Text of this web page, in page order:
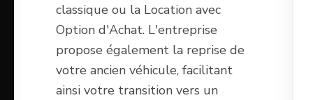
classique ou la Location avec
Option d'Achat. L'entreprise
propose également la reprise de
votre ancien véhicule, facilitant
ainsi votre transition vers un